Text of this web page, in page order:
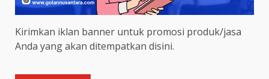
Kirimkan iklan banner untuk promosi produk/jasa
Anda yang akan ditempatkan disini.